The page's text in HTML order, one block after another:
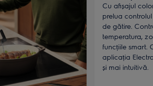
Cu afișajul
prelua
de gătire.
temperatura,
funcțiile smart.
aplicația
și mai intuitivă.